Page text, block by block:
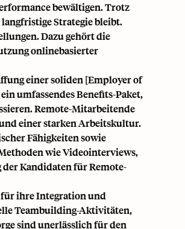
bewältigen. Trotz
Strategie bleibt.
Dazu gehört die
onlinebasierter
einer soliden [Employer of
umfassendes Benefits-Paket,
Remote-Mitarbeitende
einer starken Arbeitskultur.
Fähigkeiten sowie
wie Videointerviews,
Kandidaten für Remote-
ihre Integration und
Teambuilding-Aktivitäten,
sind unerlässlich für den